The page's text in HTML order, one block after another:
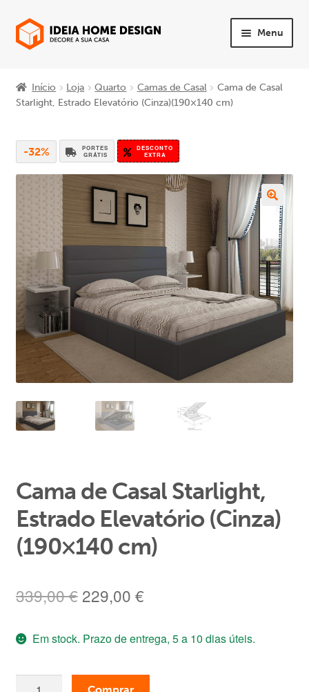
Ir
para
Saltar
para
Menu
Quarto
Sala
Sofás
Mesas e Cadeiras
Escritório
Apoio ao Cliente
Área de Cliente
Início Loja Quarto Camas de Casal
Cama de Casal
Starlight, Estrado Elevatório (Cinza)(190×140 cm)
-32%
PORTES
GRÁTIS
DESCONTO
EXTRA
Cama de Casal Starlight,
Estrado Elevatório (Cinza)
(190×140 cm)
339,00€ O
original
era:
229,00 €O
atual
é:
Em stock. Prazo de entrega, 5 a 10 dias úteis.